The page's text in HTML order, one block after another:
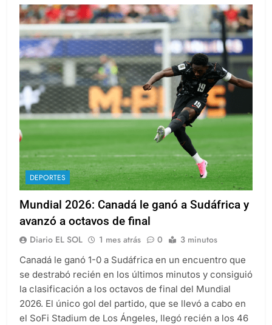
DEPORTES
Mundial 2026: Canadá le ganó a Sudáfrica y
avanzó a octavos de final
Diario EL SOL 1 mes atrás 0 3 minutos
Canadá le ganó 1-0 a Sudáfrica en un encuentro que
se destrabó recién en los últimos minutos y consiguió
la clasificación a los octavos de final del Mundial
2026. El único gol del partido, que se llevó a cabo en
el SoFi Stadium de Los Ángeles, llegó recién a los 46